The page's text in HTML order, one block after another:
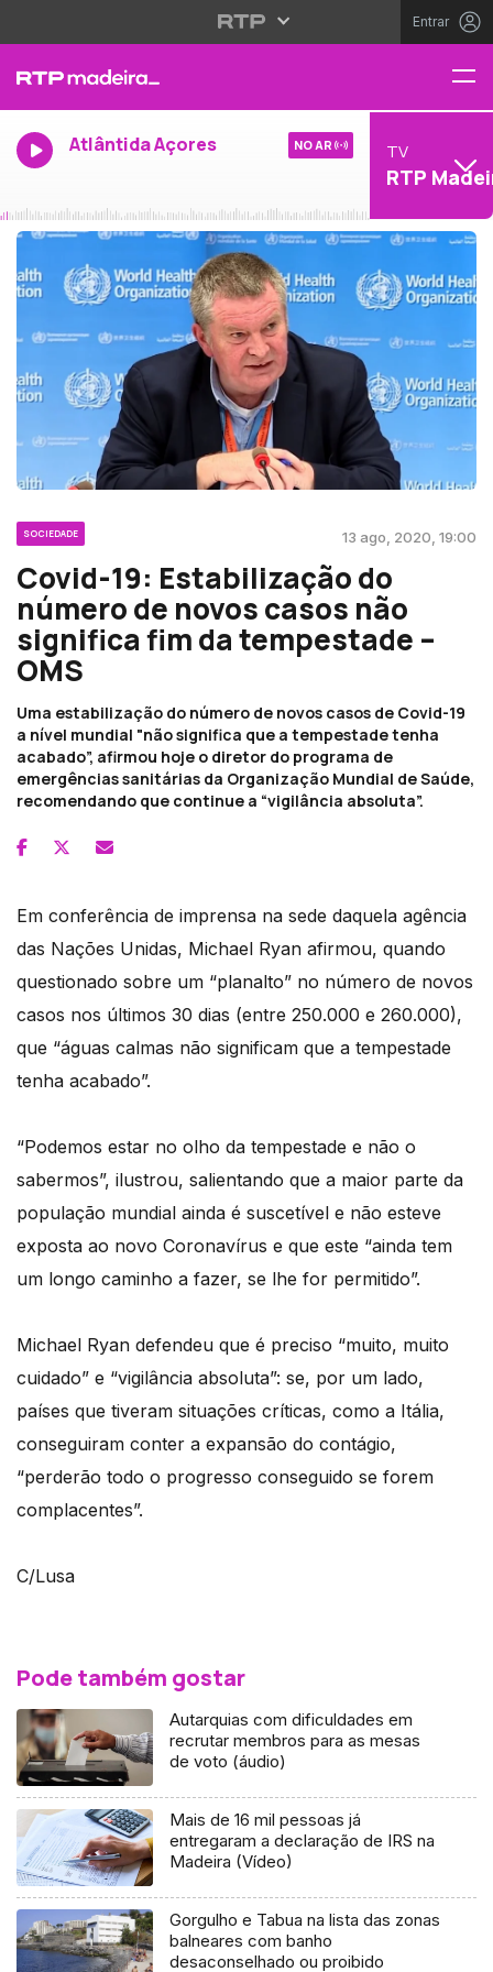
Entrar
Atlântida Açores NO AR TV
RTP
SOCIEDADE 13 ago, 2020, 19:00
Covid-19: Estabilização do
número de novos casos não
significa fim da tempestade –
OMS
Uma estabilização do número de novos casos de Covid-19
a nível mundial "não significa que a tempestade tenha
acabado”, afirmou hoje o diretor do programa de
emergências sanitárias da Organização Mundial de Saúde,
recomendando que continue a “vigilância absoluta”.
Em conferência de imprensa na sede daquela agência
das Nações Unidas, Michael Ryan afirmou, quando
questionado sobre um “planalto” no número de novos
casos nos últimos 30 dias (entre 250.000 e 260.000),
que “águas calmas não significam que a tempestade
tenha acabado”.
“Podemos estar no olho da tempestade e não o
sabermos”, ilustrou, salientando que a maior parte da
população mundial ainda é suscetível e não esteve
exposta ao novo Coronavírus e que este “ainda tem
um longo caminho a fazer, se lhe for permitido”.
Michael Ryan defendeu que é preciso “muito, muito
cuidado” e “vigilância absoluta”: se, por um lado,
países que tiveram situações críticas, como a Itália,
conseguiram conter a expansão do contágio,
“perderão todo o progresso conseguido se forem
complacentes”.
C/Lusa
Pode também gostar
Autarquias com dificuldades em
recrutar membros para as mesas
de voto (áudio)
Mais de 16 mil pessoas já
entregaram a declaração de IRS na
Madeira (Vídeo)
Gorgulho e Tabua na lista das zonas
balneares com banho
desaconselhado ou proibido